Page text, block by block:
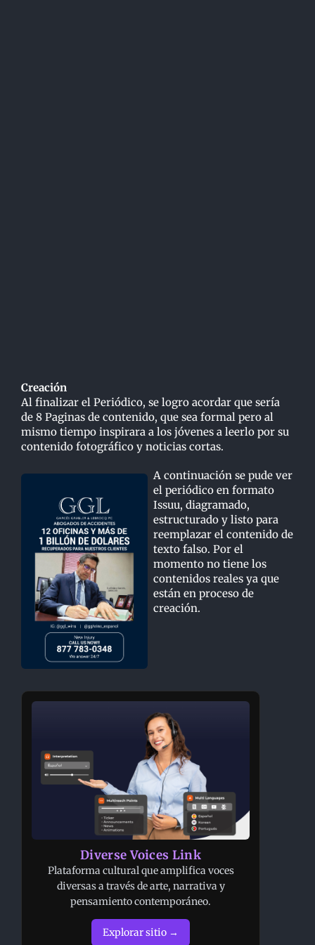
Creación
Al finalizar el Periódico, se logro acordar que sería
de 8 Paginas de contenido, que sea formal pero al
mismo tiempo inspirara a los jóvenes a leerlo por su
contenido fotográfico y noticias cortas.
A continuación se pude ver
el periódico en formato
Issuu, diagramado,
estructurado y listo para
reemplazar el contenido de
texto falso. Por el
momento no tiene los
contenidos reales ya que
están en proceso de
creación.
Diverse Voices Link
Plataforma cultural que amplifica voces
diversas a través de arte, narrativa y
pensamiento contemporáneo.
Explorar sitio →